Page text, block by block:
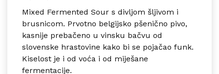
Mixed Fermented Sour s divljom šljivom i
brusnicom. Prvotno belgijsko pšenično pivo,
kasnije prebačeno u vinsku bačvu od
slovenske hrastovine kako bi se pojačao funk.
Kiselost je i od voća i od miješane
fermentacije.